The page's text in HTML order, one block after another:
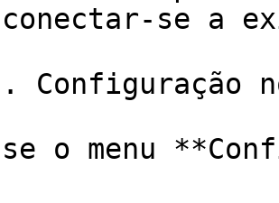
conectar-se a
Configuração
o menu